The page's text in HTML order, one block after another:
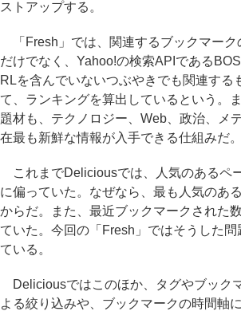
ストアップする。
「Fresh」では、関連するブックマーク
だけでなく、Yahoo!の検索APIである
RLを含んでいないつぶやきでも関連する
て、ランキングを算出しているという。
題材も、テクノロジー、Web、政治、メ
在最も新鮮な情報が入手できる仕組みだ。
これまでDeliciousでは、人気のあるペ
に偏っていた。なぜなら、最も人気のあ
からだ。また、最近ブックマークされた
ていた。今回の「Fresh」ではそうした問
ている。
Deliciousではこのほか、タグやブック
よる絞り込みや、ブックマークの時間軸